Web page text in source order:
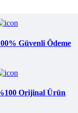
Güvenli Ödeme
Orijinal Ürün